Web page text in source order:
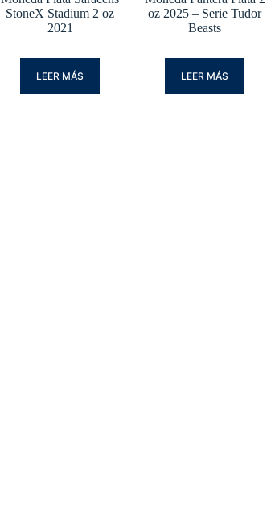
StoneX Stadium 2 oz
2021
LEER MÁS
oz 2025 – Serie Tudor
Beasts
LEER MÁS